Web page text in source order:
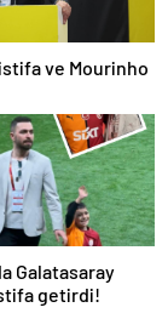
ve Mourinho
Galatasaray
getirdi!